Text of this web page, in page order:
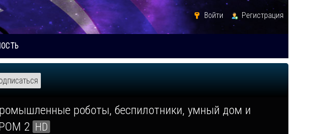
Войти Регистрация
роботы, беспилотники, умный дом и
2 HD